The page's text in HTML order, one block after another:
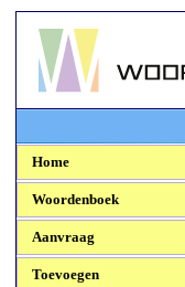
Woordenboek.NU
Home
Woordenboek
Aanvraag
Toevoegen